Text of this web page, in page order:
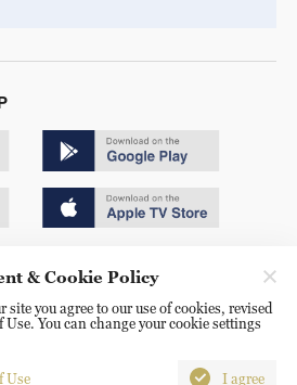
号
010-85061466
& Cookie Policy
you agree to our use of cookies, revised
You can change your cookie settings
Use I agree